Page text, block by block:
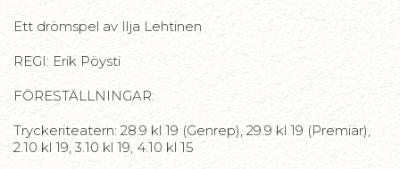
Ett drömspel av Ilja Lehtinen
REGI: Erik Pöysti
FÖRESTÄLLNINGAR:
Tryckeriteatern: 28.9 kl 19 (Genrep), 29.9 kl 19 (Premiär),
2.10 kl 19, 3.10 kl 19, 4.10 kl 15